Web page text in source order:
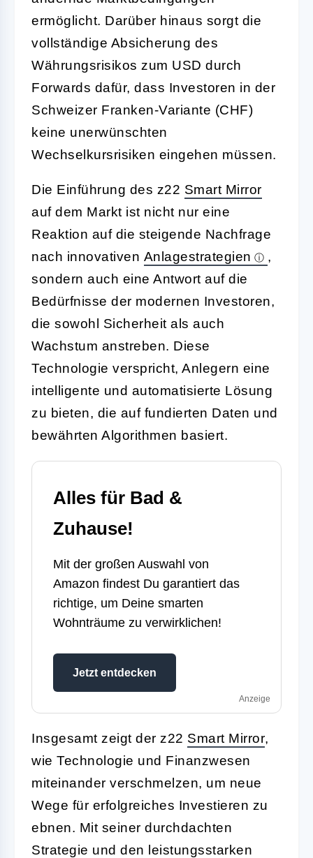
ermöglicht. Darüber hinaus sorgt die
vollständige Absicherung des
Währungsrisikos zum USD durch
Forwards dafür, dass Investoren in der
Schweizer Franken-Variante (CHF)
keine unerwünschten
Wechselkursrisiken eingehen müssen.
Die Einführung des z22 Smart Mirror
auf dem Markt ist nicht nur eine
Reaktion auf die steigende Nachfrage
nach innovativen Anlagestrategien
,
sondern auch eine Antwort auf die
Bedürfnisse der modernen Investoren,
die sowohl Sicherheit als auch
Wachstum anstreben. Diese
Technologie verspricht, Anlegern eine
intelligente und automatisierte Lösung
zu bieten, die auf fundierten Daten und
bewährten Algorithmen basiert.
Alles für Bad &
Zuhause!
Mit der großen Auswahl von
Amazon findest Du garantiert das
richtige, um Deine smarten
Wohnträume zu verwirklichen!
Jetzt entdecken
Anzeige
Insgesamt zeigt der z22 Smart Mirror,
wie Technologie und Finanzwesen
miteinander verschmelzen, um neue
Wege für erfolgreiches Investieren zu
ebnen. Mit seiner durchdachten
Strategie und den leistungsstarken